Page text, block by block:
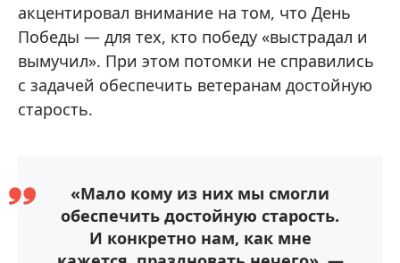
акцентировал внимание на том, что День
Победы — для тех, кто победу «выстрадал и
вымучил». При этом потомки не справились
с задачей обеспечить ветеранам достойную
старость.
«Мало кому из них мы смогли
обеспечить достойную старость.
И конкретно нам, как мне